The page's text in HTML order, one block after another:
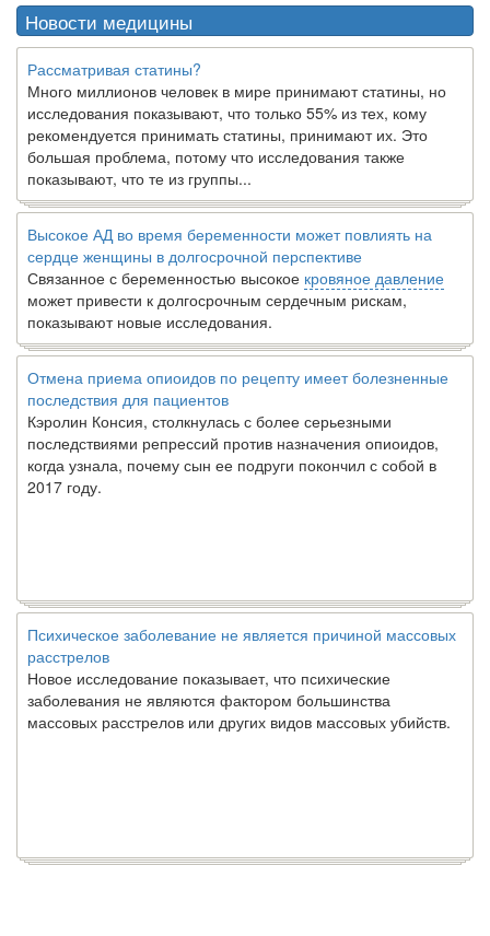
Новости медицины
Рассматривая статины?
Много миллионов человек в мире принимают статины, но
исследования показывают, что только 55% из тех, кому
рекомендуется принимать статины, принимают их. Это
большая проблема, потому что исследования также
показывают, что те из группы...
Высокое АД во время беременности может повлиять на
сердце женщины в долгосрочной перспективе
Связанное с беременностью высокое кровяное давление
может привести к долгосрочным сердечным рискам,
показывают новые исследования.
Отмена приема опиоидов по рецепту имеет болезненные
последствия для пациентов
Кэролин Консия, столкнулась с более серьезными
последствиями репрессий против назначения опиоидов,
когда узнала, почему сын ее подруги покончил с собой в
2017 году.
Психическое заболевание не является причиной массовых
расстрелов
Новое исследование показывает, что психические
заболевания не являются фактором большинства
массовых расстрелов или других видов массовых убийств.